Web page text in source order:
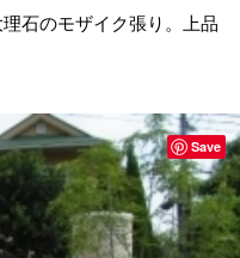
石のモザイク張り。上品
Save